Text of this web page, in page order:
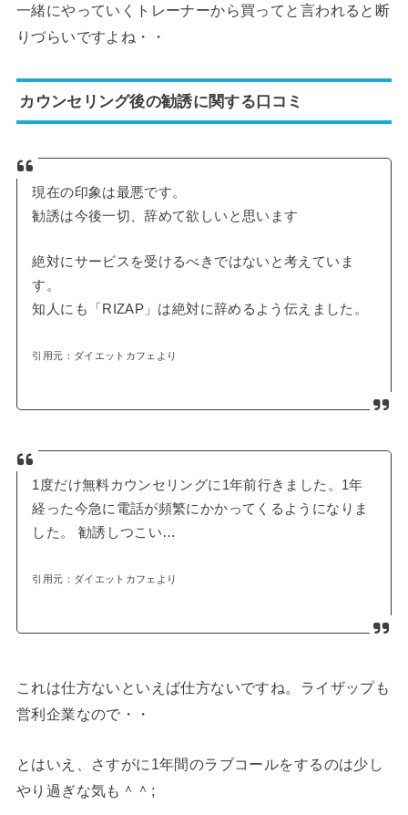
一緒にやっていくトレーナーから買ってと言われると断
りづらいですよね・・
カウンセリング後の勧誘に関する口コミ
現在の印象は最悪です。
勧誘は今後一切、辞めて欲しいと思います
絶対にサービスを受けるべきではないと考えていま
す。
知人にも「RIZAP」は絶対に辞めるよう伝えました。
引用元：ダイエットカフェより
1度だけ無料カウンセリングに1年前行きました。1年
経った今急に電話が頻繁にかかってくるようになりま
した。 勧誘しつこい…
引用元：ダイエットカフェより
これは仕方ないといえば仕方ないですね。ライザップも
営利企業なので・・
とはいえ、さすがに1年間のラブコールをするのは少し
やり過ぎな気も＾＾;